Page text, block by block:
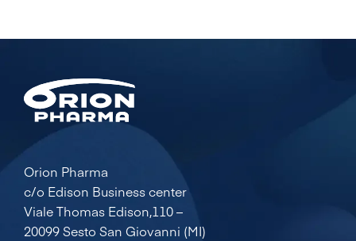
Orion Pharma
c/o Edison Business center
Viale Thomas Edison,110 –
20099 Sesto San Giovanni (MI)